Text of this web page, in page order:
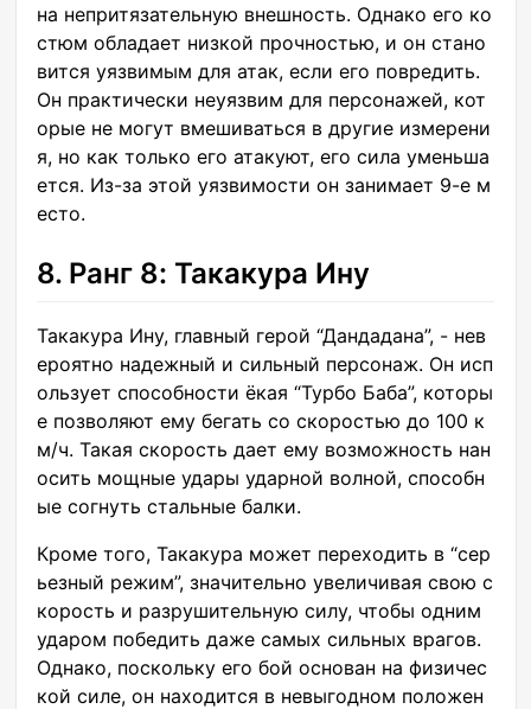
на непритязательную внешность. Однако его ко
стюм обладает низкой прочностью, и он стано
вится уязвимым для атак, если его повредить.
Он практически неуязвим для персонажей, кот
орые не могут вмешиваться в другие измерени
я, но как только его атакуют, его сила уменьша
ется. Из-за этой уязвимости он занимает 9-е м
есто.
8. Ранг 8: Такакура Ину
Такакура Ину, главный герой “Дандадана”, - нев
ероятно надежный и сильный персонаж. Он исп
ользует способности ёкая “Турбо Баба”, которы
е позволяют ему бегать со скоростью до 100 к
м/ч. Такая скорость дает ему возможность нан
осить мощные удары ударной волной, способн
ые согнуть стальные балки.
Кроме того, Такакура может переходить в “сер
ьезный режим”, значительно увеличивая свою с
корость и разрушительную силу, чтобы одним
ударом победить даже самых сильных врагов.
Однако, поскольку его бой основан на физичес
кой силе, он находится в невыгодном положен